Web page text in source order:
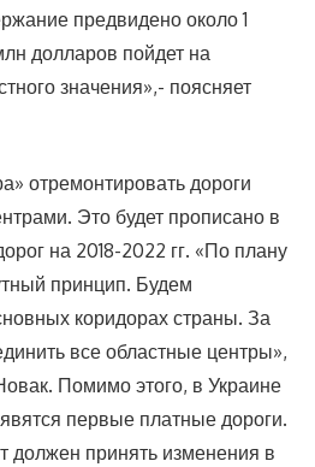
предвидено около 1
долларов пойдет на
значения»,- поясняет
отремонтировать дороги
Это будет прописано в
на 2018-2022 гг. «По плану
принцип. Будем
коридорах страны. За
все областные центры»,
Помимо этого, в Украине
первые платные дороги.
должен принять изменения в